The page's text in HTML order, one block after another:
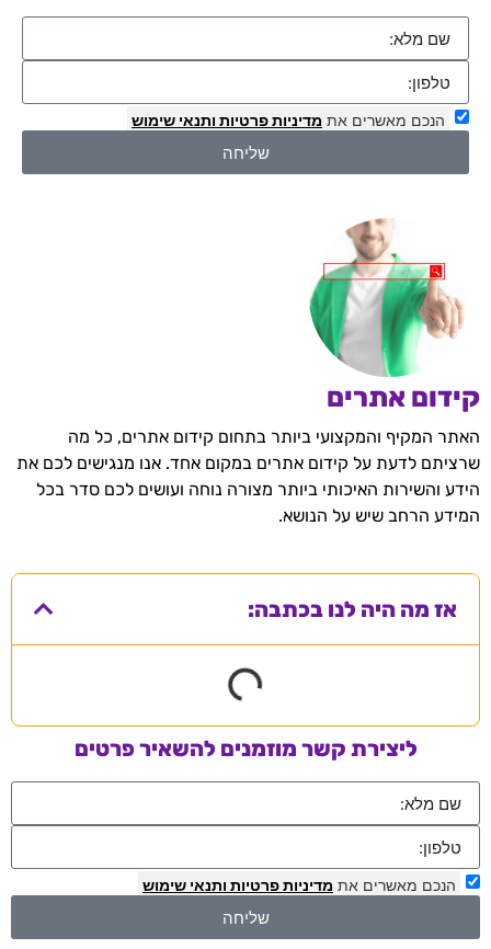
הנכם מאשרים את מדיניות פרטיות ותנאי שימוש
שליחה
קידום אתרים
האתר המקיף והמקצועי ביותר בתחום קידום אתרים, כל מה
שרציתם לדעת על קידום אתרים במקום אחד. אנו מנגישים לכם את
הידע והשירות האיכותי ביותר מצורה נוחה ועושים לכם סדר בכל
המידע הרחב שיש על הנושא.
אז מה היה לנו בכתבה:
ליצירת קשר מוזמנים להשאיר פרטים
הנכם מאשרים את מדיניות פרטיות ותנאי שימוש
שליחה